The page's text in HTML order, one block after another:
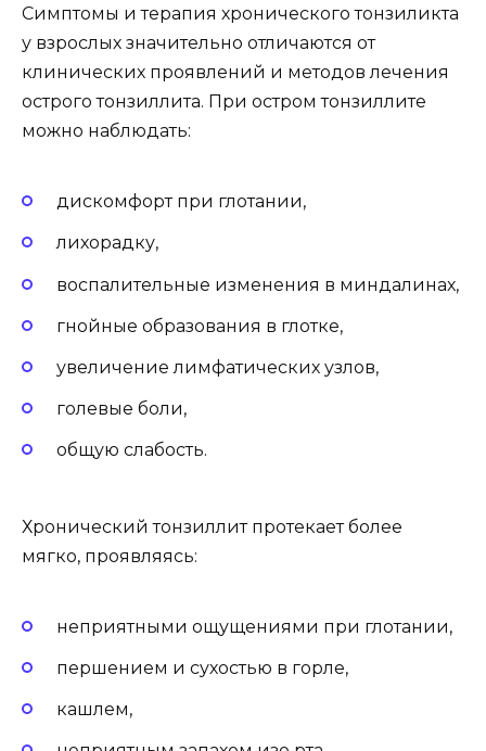
Симптомы и терапия хронического тонзиликта
у взрослых значительно отличаются от
клинических проявлений и методов лечения
острого тонзиллита. При остром тонзиллите
можно наблюдать:
дискомфорт при глотании,
лихорадку,
воспалительные изменения в миндалинах,
гнойные образования в глотке,
увеличение лимфатических узлов,
голевые боли,
общую слабость.
Хронический тонзиллит протекает более
мягко, проявляясь:
неприятными ощущениями при глотании,
першением и сухостью в горле,
кашлем,